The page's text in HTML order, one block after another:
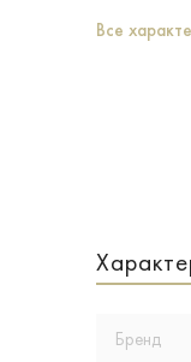
Все
Бренд